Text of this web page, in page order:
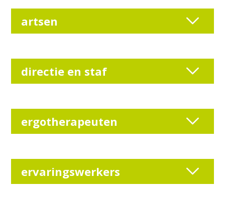
artsen
directie en staf
ergotherapeuten
ervaringswerkers